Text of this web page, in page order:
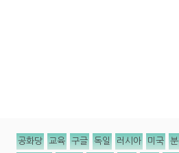
공화당 교육 구글 독일 러시아 미국